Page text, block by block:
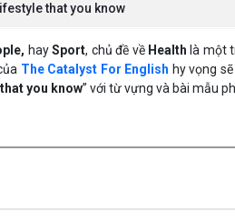
that you know
haySport, chủ đề về Health là một
The Catalyst For English hy vọng
you know” với từ vựng và bài mẫu